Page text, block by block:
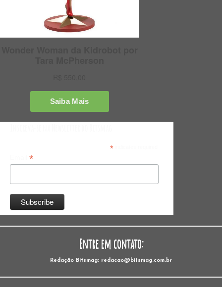
*indicates required
*
Entre em contato:
Redação Bitsmag: redacao@bitsmag.com.br